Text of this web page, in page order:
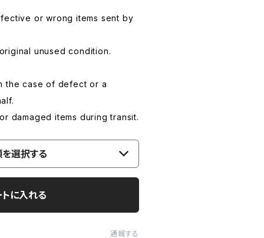
or wrong items sent by
unused condition.
the case of defect or a
damaged items during transit.
選択する
に入れる
通報する